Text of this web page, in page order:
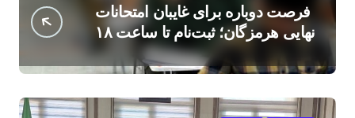
فرصت دوباره برای غایبان امتحانات
نهایی هرمزگان؛ ثبت‌نام تا ساعت ۱۸
امروز